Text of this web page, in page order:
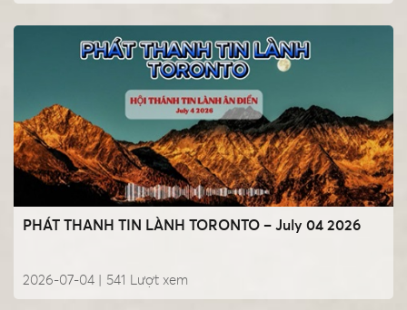
PHÁT THANH TIN LÀNH TORONTO – July 04 2026
2026-07-04 | Lượt xem
541